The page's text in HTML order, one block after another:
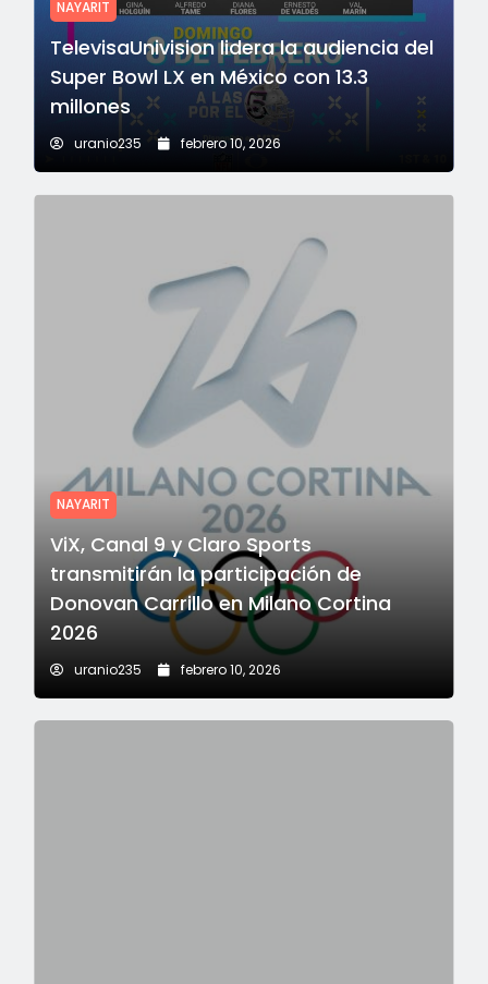
NAYARIT
TelevisaUnivision lidera la audiencia del
Super Bowl LX en México con 13.3
millones
uranio235 febrero 10, 2026
NAYARIT
ViX, Canal 9 y Claro Sports
transmitirán la participación de
Donovan Carrillo en Milano Cortina
2026
uranio235 febrero 10, 2026